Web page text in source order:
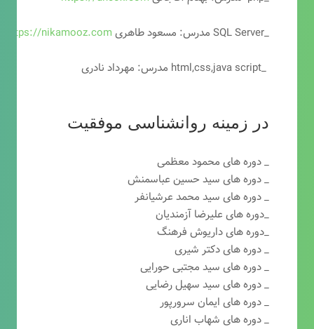
_SQL Server مدرس: مسعود طاهری
https://nikamooz.com
_html,css,java script مدرس: مهرداد نادری
در زمینه روانشناسی موفقیت
_ دوره های محمود معظمی
_ دوره های سید حسین عباسمنش
_ دوره های سید محمد عرشیانفر
_دوره های علیرضا آزمندیان
_دوره های داریوش فرهنگ
_ دوره های دکتر شیری
_ دوره های سید مجتبی حورایی
_ دوره های سید سهیل رضایی
_ دوره های ایمان سرورپور
_ دوره های شهاب اناری